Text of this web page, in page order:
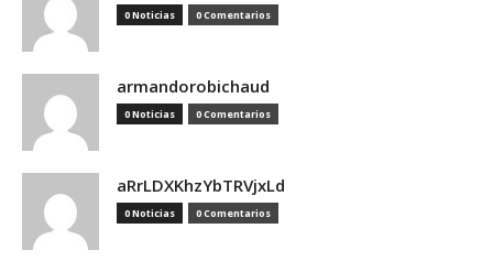
0 Noticias 0 Comentarios
armandorobichaud
0 Noticias 0 Comentarios
aRrLDXKhzYbTRVjxLd
0 Noticias 0 Comentarios